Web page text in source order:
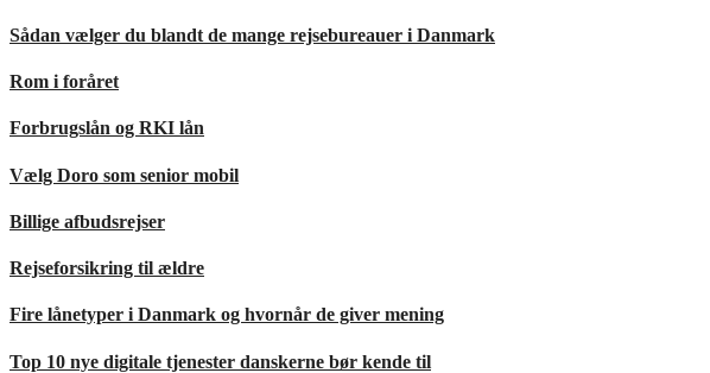
Sådan vælger du blandt de mange rejsebureauer i Danmark
Rom i foråret
Forbrugslån og RKI lån
Vælg Doro som senior mobil
Billige afbudsrejser
Rejseforsikring til ældre
Fire lånetyper i Danmark og hvornår de giver mening
Top 10 nye digitale tjenester danskerne bør kende til